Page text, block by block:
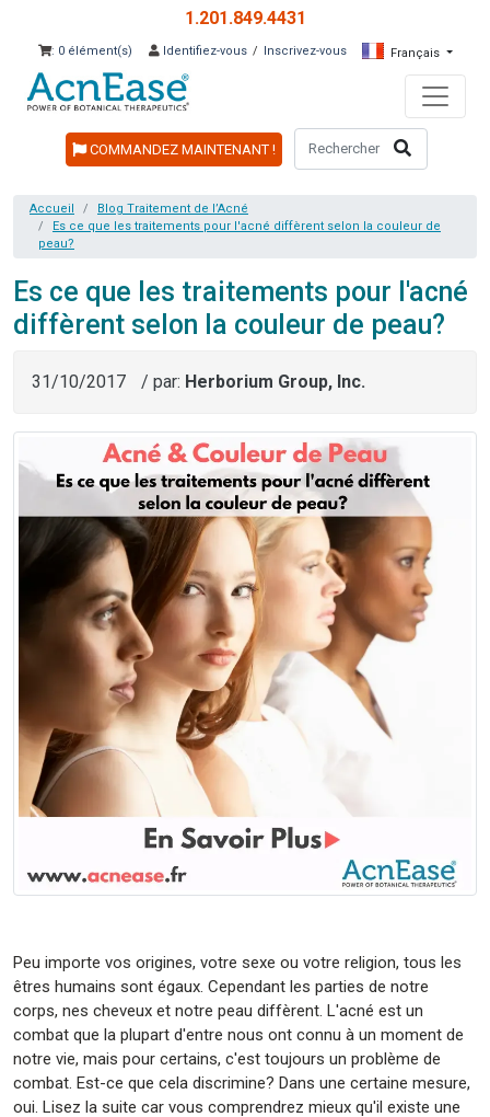
1.201.849.4431
: 0 élément(s) Identifiez-vous / Inscrivez-vous Français
COMMANDEZ MAINTENANT !
Accueil
Blog Traitement de l’Acné
Es ce que les traitements pour l'acné diffèrent selon la couleur de
peau?
Es ce que les traitements pour l'acné
diffèrent selon la couleur de peau?
31/10/2017 / par: Herborium Group, Inc.
Peu importe vos origines, votre sexe ou votre religion, tous les
êtres humains sont égaux. Cependant les parties de notre
corps, nes cheveux et notre peau diffèrent. L'acné est un
combat que la plupart d'entre nous ont connu à un moment de
notre vie, mais pour certains, c'est toujours un problème de
combat. Est-ce que cela discrimine? Dans une certaine mesure,
oui. Lisez la suite car vous comprendrez mieux qu'il existe une